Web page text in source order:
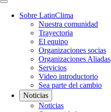
Navegación
Sobre LatinClima
Nuestra comunidad
Trayectoria
El equipo
Organizaciones socias
Organizaciones Aliadas
Servicios
Video introductorio
Sea parte del cambio
Noticias
Noticias